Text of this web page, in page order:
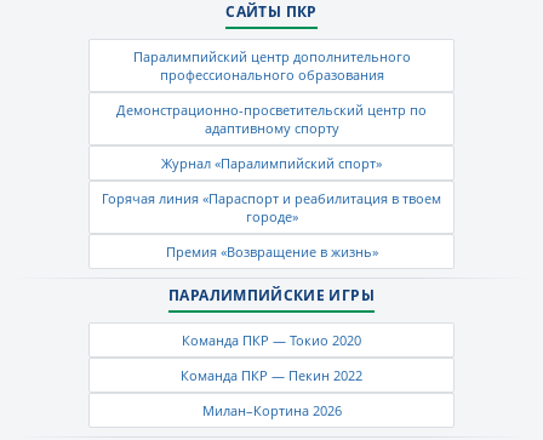
САЙТЫ ПКР
Паралимпийский центр дополнительного
профессионального образования
Демонстрационно-просветительский центр по
адаптивному спорту
Журнал «Паралимпийский спорт»
Горячая линия «Параспорт и реабилитация в твоем
городе»
Премия «Возвращение в жизнь»
ПАРАЛИМПИЙСКИЕ ИГРЫ
Команда ПКР — Токио 2020
Команда ПКР — Пекин 2022
Милан–Кортина 2026